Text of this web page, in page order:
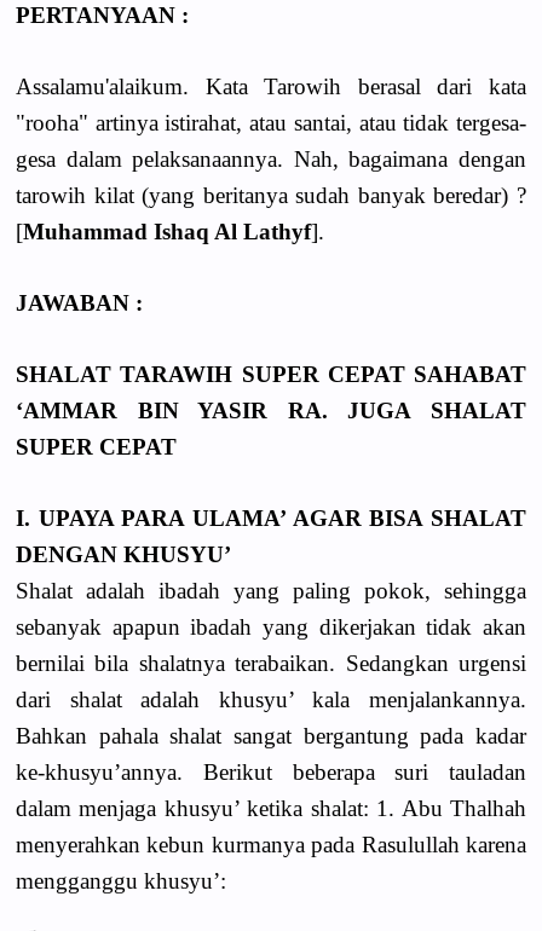
PERTANYAAN :
Assalamu'alaikum. Kata Tarowih berasal dari kata
"rooha" artinya istirahat, atau santai, atau tidak tergesa-
gesa dalam pelaksanaannya. Nah, bagaimana dengan
tarowih kilat (yang beritanya sudah banyak beredar) ?
[Muhammad Ishaq Al Lathyf].
JAWABAN :
SHALAT TARAWIH SUPER CEPAT SAHABAT
‘AMMAR BIN YASIR RA. JUGA SHALAT
SUPER CEPAT
I. UPAYA PARA ULAMA’ AGAR BISA SHALAT
DENGAN KHUSYU’
Shalat adalah ibadah yang paling pokok, sehingga
sebanyak apapun ibadah yang dikerjakan tidak akan
bernilai bila shalatnya terabaikan. Sedangkan urgensi
dari shalat adalah khusyu’ kala menjalankannya.
Bahkan pahala shalat sangat bergantung pada kadar
ke-khusyu’annya. Berikut beberapa suri tauladan
dalam menjaga khusyu’ ketika shalat: 1. Abu Thalhah
menyerahkan kebun kurmanya pada Rasulullah karena
mengganggu khusyu’: